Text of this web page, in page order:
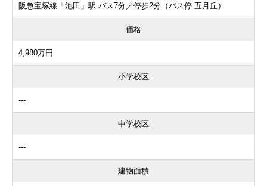
阪急宝塚線「池田」駅 バス7分／停歩2分（バス停 五月丘）
価格
4,980万円
小学校区
---
中学校区
---
建物面積